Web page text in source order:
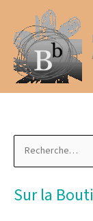
contenu
e
h
Sur la